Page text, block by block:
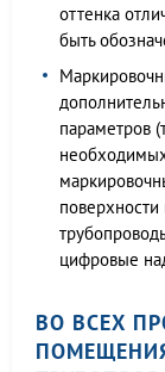
оттенка
быть
параметров
цифровые
ВО ВСЕХ